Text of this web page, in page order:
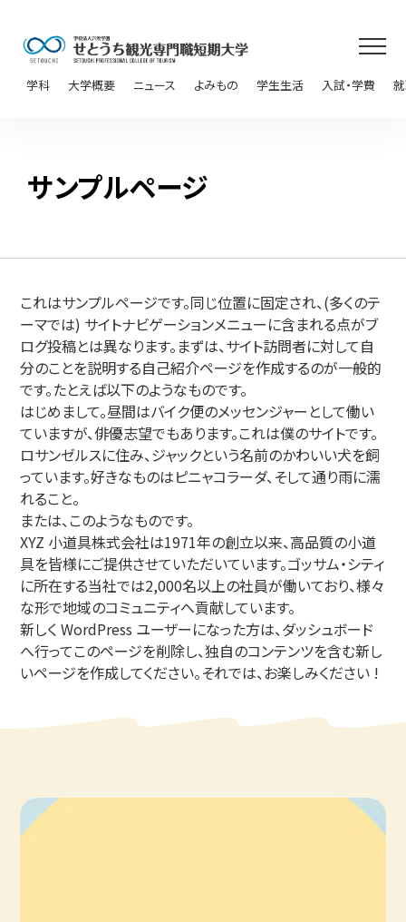
学科 大学概要 ニュース よみもの 学生生活 入試・学費
サンプルページ
これはサンプルページです。同じ位置に固定され、(多くのテ
ーマでは) サイトナビゲーションメニューに含まれる点がブ
ログ投稿とは異なります。まずは、サイト訪問者に対して自
分のことを説明する自己紹介ページを作成するのが一般的
です。たとえば以下のようなものです。
はじめまして。昼間はバイク便のメッセンジャーとして働い
ていますが、俳優志望でもあります。これは僕のサイトです。
ロサンゼルスに住み、ジャックという名前のかわいい犬を飼
っています。好きなものはピニャコラーダ、そして通り雨に濡
れること。
または、このようなものです。
XYZ 小道具株式会社は1971年の創立以来、高品質の小道
具を皆様にご提供させていただいています。ゴッサム・シティ
に所在する当社では2,000名以上の社員が働いており、様々
な形で地域のコミュニティへ貢献しています。
新しく WordPress ユーザーになった方は、ダッシュボード
へ行ってこのページを削除し、独自のコンテンツを含む新し
いページを作成してください。それでは、お楽しみください !